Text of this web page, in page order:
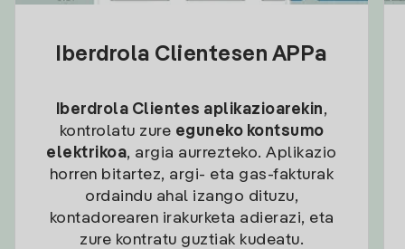
Iberdrola Clientesen APPa
Iberdrola Clientes aplikazioarekin,
kontrolatu zure eguneko kontsumo
elektrikoa, argia aurrezteko. Aplikazio
horren bitartez, argi- eta gas-fakturak
ordaindu ahal izango dituzu,
kontadorearen irakurketa adierazi, eta
zure kontratu guztiak kudeatu.